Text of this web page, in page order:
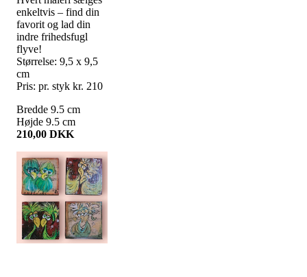
enkeltvis – find din
favorit og lad din
indre frihedsfugl
flyve!
Størrelse: 9,5 x 9,5
cm
Pris: pr. styk kr. 210
Bredde 9.5 cm
Højde 9.5 cm
210,00 DKK